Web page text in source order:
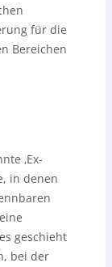
für die
Bereichen
‚Ex-
in denen
geschieht
bei der